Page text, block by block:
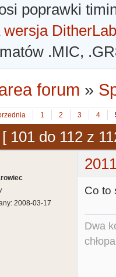
poprawki
wersja
.MIC,
forum »
1 2 3 4
101 do 112 z
2008-03-17
Co to
Dwa